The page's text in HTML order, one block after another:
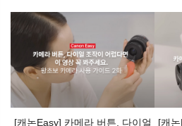
[캐논Easy] 카메라 버튼, 다이얼
[캐